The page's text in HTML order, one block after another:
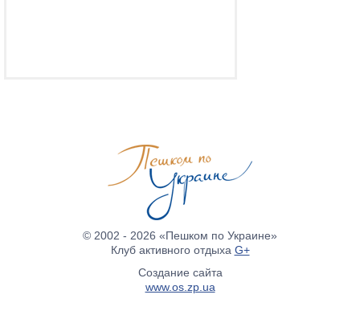
© 2002 - 2026 «Пешком по Украине»
Клуб активного отдыха G+
Создание сайта
www.os.zp.ua